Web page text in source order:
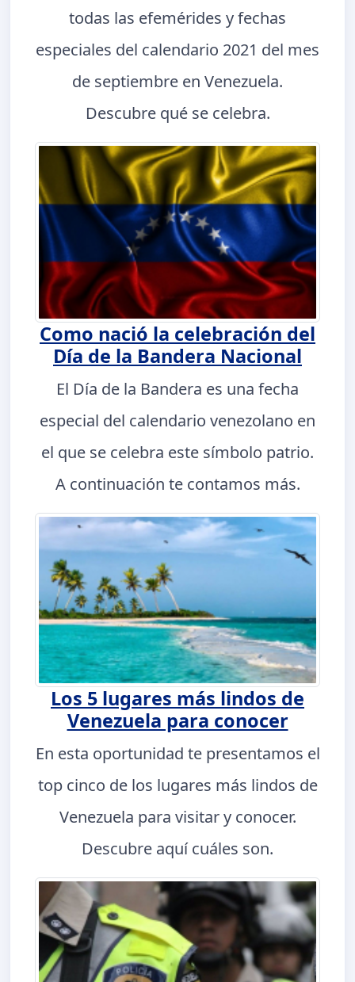
todas las efemérides y fechas
especiales del calendario 2021 del mes
de septiembre en Venezuela.
Descubre qué se celebra.
Como nació la celebración del
Día de la Bandera Nacional
El Día de la Bandera es una fecha
especial del calendario venezolano en
el que se celebra este símbolo patrio.
A continuación te contamos más.
Los 5 lugares más lindos de
Venezuela para conocer
En esta oportunidad te presentamos el
top cinco de los lugares más lindos de
Venezuela para visitar y conocer.
Descubre aquí cuáles son.